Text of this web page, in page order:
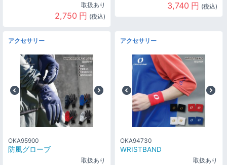
取扱あり
2,750 円 (税込)
3,740 円 (税込)
アクセサリー
OKA95900
防風グローブ
取扱あり
アクセサリー
OKA94730
WRISTBAND
取扱あり